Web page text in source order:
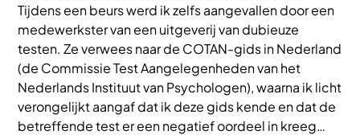
Tijdens een beurs werd ik zelfs aangevallen door een
medewerkster van een uitgeverij van dubieuze
testen. Ze verwees naar de COTAN-gids in Nederland
(de Commissie Test Aangelegenheden van het
Nederlands Instituut van Psychologen), waarna ik licht
verongelijkt aangaf dat ik deze gids kende en dat de
betreffende test er een negatief oordeel in kreeg…